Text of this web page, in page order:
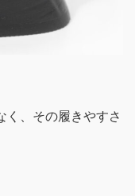
く、その履きやすさ